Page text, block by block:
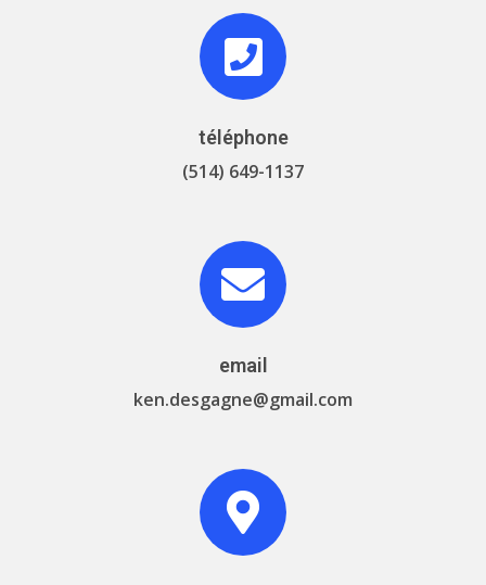
téléphone
(514) 649-1137
email
ken.desgagne@gmail.com